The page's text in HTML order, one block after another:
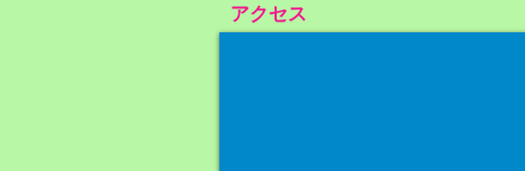
アクセス